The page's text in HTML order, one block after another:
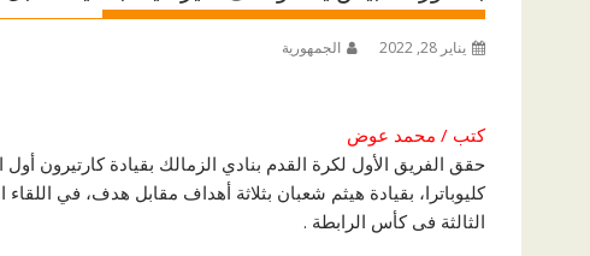
يناير 28, 2022 الجمهورية
كتب / محمد عوض
حقق الفريق الأول لكرة القدم بنادي الزمالك بقيادة كارتيرون
كليوباترا، بقيادة هيثم شعبان بثلاثة أهداف مقابل هدف، في
الثالثة فى كأس الرابطة .